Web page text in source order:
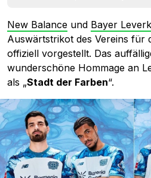
New Balance und Bayer
Auswärtstrikot des Vereins für
offiziell vorgestellt. Das
wunderschöne Hommage an
als „Stadt der Farben“.